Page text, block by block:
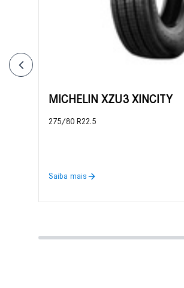
MICHELIN XZU3 XINCITY
275/80 R22.5
Saiba mais